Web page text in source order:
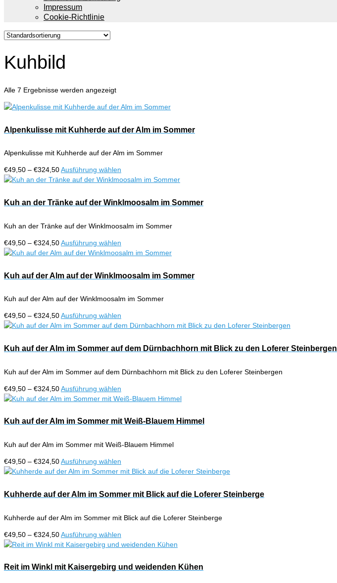
Impressum
Cookie-Richtlinie
Kuhbild
Alle 7 Ergebnisse werden angezeigt
Alpenkulisse mit Kuhherde auf der Alm im Sommer
Alpenkulisse mit Kuhherde auf der Alm im Sommer
€49,50 – €324,50Preisspanne:
€49,50
€324,50
Ausführung wählen
Produkt
mehrere
Varianten
Die
können
auf
Produktseite
werden
Kuh an der Tränke auf der Winklmoosalm im Sommer
Kuh an der Tränke auf der Winklmoosalm im Sommer
€49,50 – €324,50Preisspanne:
€49,50
€324,50
Ausführung wählen
Produkt
mehrere
Varianten
Die
können
auf
Produktseite
werden
Kuh auf der Alm auf der Winklmoosalm im Sommer
Kuh auf der Alm auf der Winklmoosalm im Sommer
€49,50 – €324,50Preisspanne:
€49,50
€324,50
Ausführung wählen
Produkt
mehrere
Varianten
Die
können
auf
Produktseite
werden
Kuh auf der Alm im Sommer auf dem Dürnbachhorn mit Blick zu den Loferer Steinbergen
Kuh auf der Alm im Sommer auf dem Dürnbachhorn mit Blick zu den Loferer Steinbergen
€49,50 – €324,50Preisspanne:
€49,50
€324,50
Ausführung wählen
Produkt
mehrere
Die
können
auf
Produktseite
werden
Kuh auf der Alm im Sommer mit Weiß-Blauem Himmel
Kuh auf der Alm im Sommer mit Weiß-Blauem Himmel
€49,50 – €324,50Preisspanne:
€49,50
€324,50
Ausführung wählen
Produkt
mehrere
Varianten
Die
können
auf
Produktseite
Kuhherde auf der Alm im Sommer mit Blick auf die Loferer Steinberge
Kuhherde auf der Alm im Sommer mit Blick auf die Loferer Steinberge
€49,50 – €324,50Preisspanne:
€49,50
€324,50
Ausführung wählen
Produkt
mehrere
Varianten
Reit im Winkl mit Kaisergebirg und weidenden Kühen